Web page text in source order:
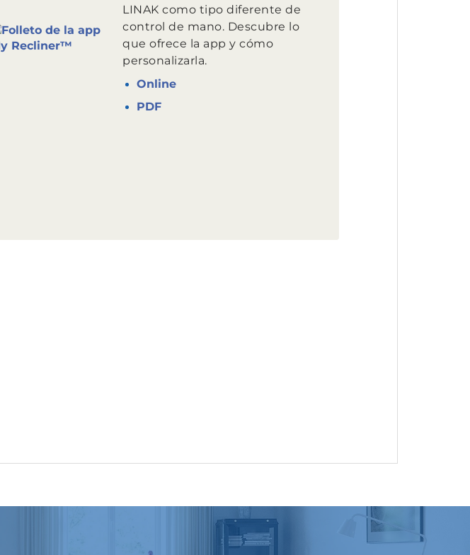
LINAK como tipo diferente de
control de mano. Descubre lo
que ofrece la app y cómo
personalizarla.
Online
PDF